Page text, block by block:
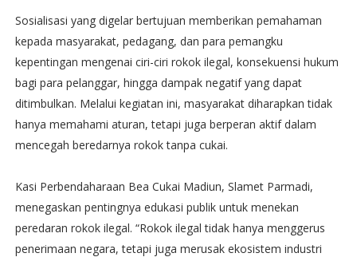
Sosialisasi yang digelar bertujuan memberikan pemahaman
kepada masyarakat, pedagang, dan para pemangku
kepentingan mengenai ciri-ciri rokok ilegal, konsekuensi hukum
bagi para pelanggar, hingga dampak negatif yang dapat
ditimbulkan. Melalui kegiatan ini, masyarakat diharapkan tidak
hanya memahami aturan, tetapi juga berperan aktif dalam
mencegah beredarnya rokok tanpa cukai.
Kasi Perbendaharaan Bea Cukai Madiun, Slamet Parmadi,
menegaskan pentingnya edukasi publik untuk menekan
peredaran rokok ilegal. “Rokok ilegal tidak hanya menggerus
penerimaan negara, tetapi juga merusak ekosistem industri